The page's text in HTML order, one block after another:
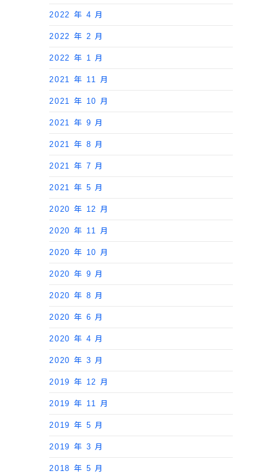
2022 年 4 月
2022 年 2 月
2022 年 1 月
2021 年 11 月
2021 年 10 月
2021 年 9 月
2021 年 8 月
2021 年 7 月
2021 年 5 月
2020 年 12 月
2020 年 11 月
2020 年 10 月
2020 年 9 月
2020 年 8 月
2020 年 6 月
2020 年 4 月
2020 年 3 月
2019 年 12 月
2019 年 11 月
2019 年 5 月
2019 年 3 月
2018 年 5 月